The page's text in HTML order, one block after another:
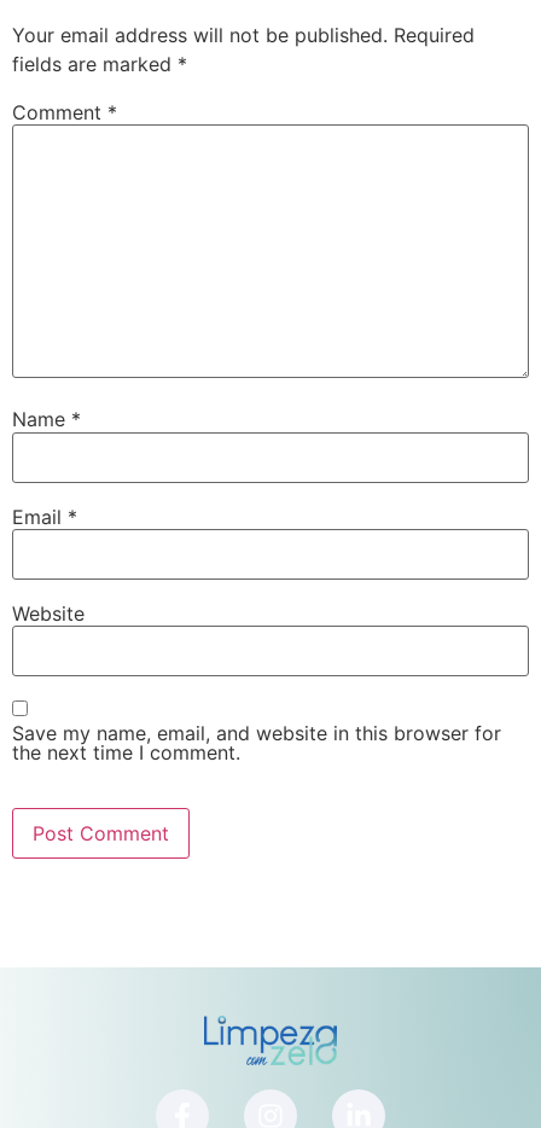
Your email address will not be published. Required
fields are marked *
Comment *
Name *
Email *
Website
Save my name, email, and website in this browser for
the next time I comment.